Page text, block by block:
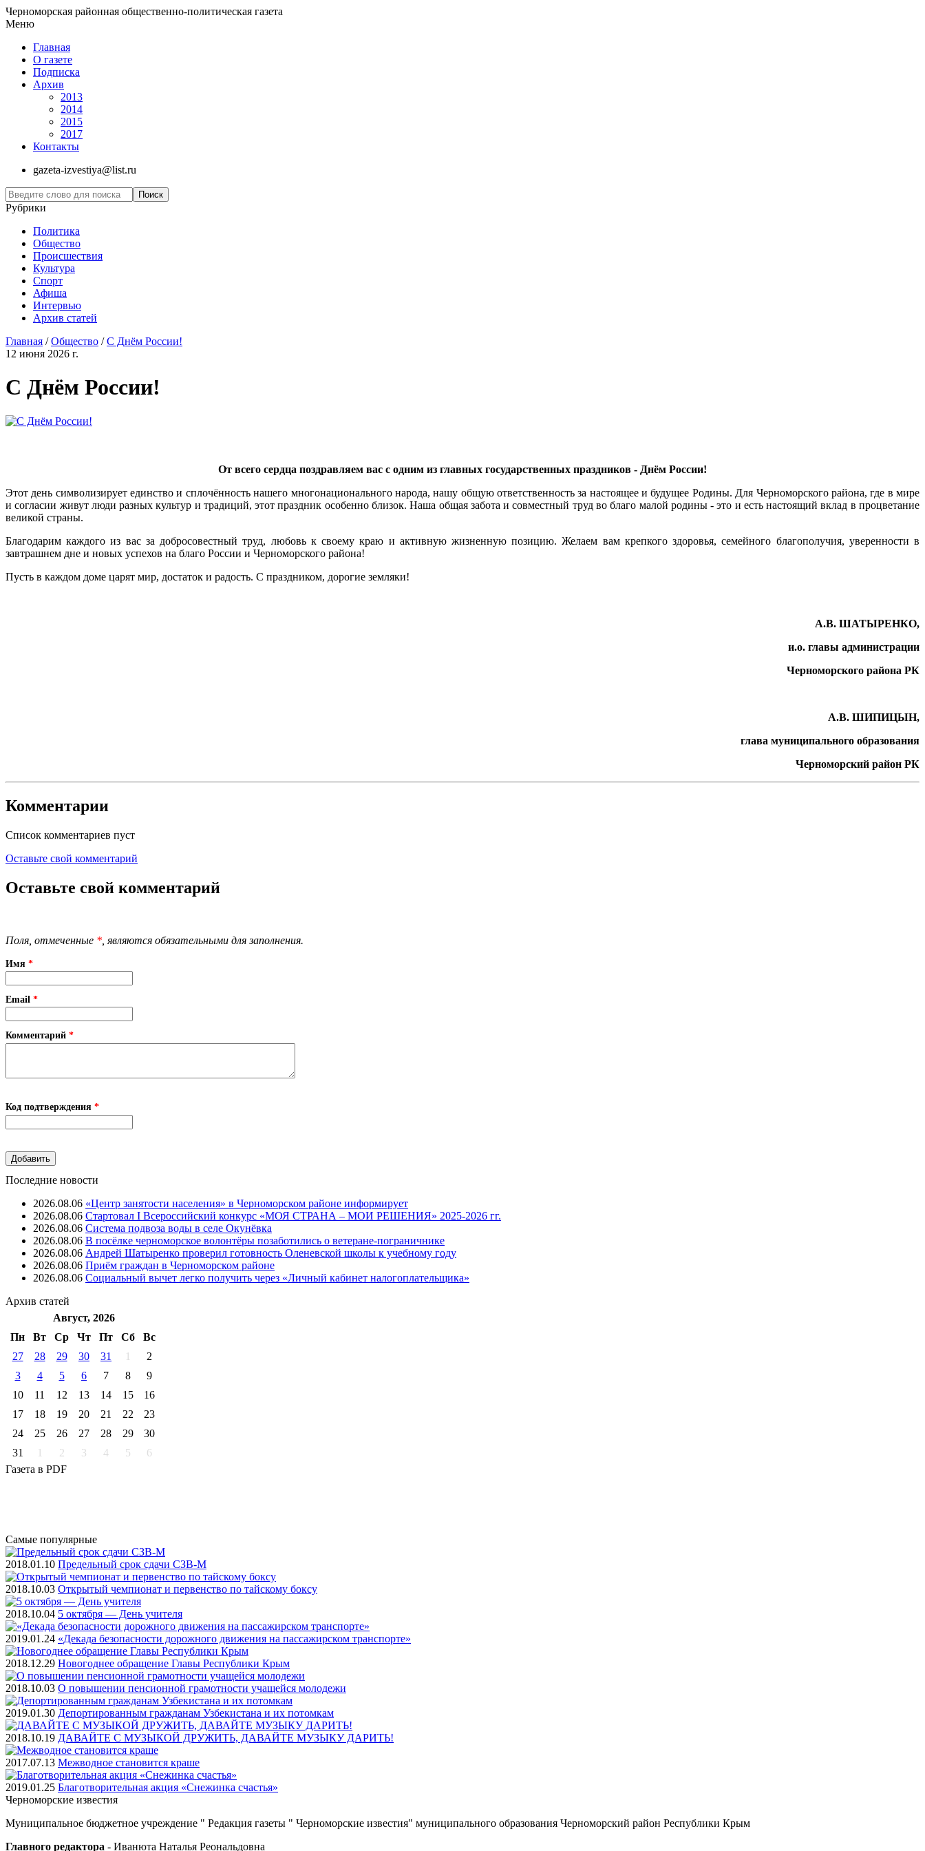
Черноморская районная общественно-политическая газета
Меню
Главная
О газете
Подписка
Архив
2013
2014
2015
2017
Контакты
gazeta-izvestiya@list.ru
Рубрики
Политика
Общество
Проиcшествия
Культура
Спорт
Афиша
Интервью
Архив статей
Главная /Общество /С Днём России!
12 июня 2026 г.
С Днём России!
От всего сердца поздравляем вас с одним из главных государственных праздников - Днём России!
Этот день символизирует единство и сплочённость нашего многонационального народа, нашу общую ответственность за настоящее и будущее Родины. Для Черноморского района, где в мире
и согласии живут люди разных культур и традиций, этот праздник особенно близок. Наша общая забота и совместный труд во благо малой родины - это и есть настоящий вклад в процветание
великой страны.
Благодарим каждого из вас за добросовестный труд, любовь к своему краю и активную жизненную позицию. Желаем вам крепкого здоровья, семейного благополучия, уверенности в
завтрашнем дне и новых успехов на благо России и Черноморского района!
Пусть в каждом доме царят мир, достаток и радость. С праздником, дорогие земляки!
А.В. ШАТЫРЕНКО,
и.о. главы администрации
Черноморского района РК
А.В. ШИПИЦЫН,
глава муниципального образования
Черноморский район РК
Комментарии
Список комментариев пуст
Оставьте свой комментарий
Оставьте свой комментарий
Поля, отмеченные * , являются обязательными для заполнения.
Имя *
Email *
Комментарий *
Код подтверждения *
Последние новости
2026.08.06 «Центр занятости населения» в Черноморском районе информирует
2026.08.06 Стартовал I Всероссийский конкурс «МОЯ СТРАНА – МОИ РЕШЕНИЯ» 2025-2026 гг.
2026.08.06 Система подвоза воды в селе Окунёвка
2026.08.06 В посёлке черноморское волонтёры позаботились о ветеране-пограничнике
2026.08.06 Андрей Шатыренко проверил готовность Оленевской школы к учебному году
2026.08.06 Приём граждан в Черноморском районе
2026.08.06 Социальный вычет легко получить через «Личный кабинет налогоплательщика»
Архив статей
Август, 2026
Пн
Вт Ср Чт Пт Cб
Вс
27
28 29 30 31 1
2
3
4 5 6 7 8
9
10
11 12 13 14 15
16
17
18 19 20 21 22
23
24
25 26 27 28 29
30
31
1 2 3 4 5
6
Газета в PDF
Самые популярные
2018.01.10 Предельный срок сдачи СЗВ-М
2018.10.03 Открытый чемпионат и первенство по тайскому боксу
2018.10.04 5 октября — День учителя
2019.01.24 «Декада безопасности дорожного движения на пассажирском транспорте»
2018.12.29 Новогоднее обращение Главы Республики Крым
2018.10.03 О повышении пенсионной грамотности учащейся молодежи
2019.01.30 Депортированным гражданам Узбекистана и их потомкам
2018.10.19 ДАВАЙТЕ С МУЗЫКОЙ ДРУЖИТЬ, ДАВАЙТЕ МУЗЫКУ ДАРИТЬ!
2017.07.13 Межводное становится краше
2019.01.25 Благотворительная акция «Снежинка счастья»
Черноморские известия
Муниципальное бюджетное учреждение " Редакция газеты " Черноморские известия" муниципального образования Черноморский район Республики Крым
Главного редактора - Иванюта Наталья Реональдовна